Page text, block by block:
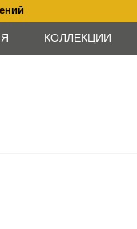
КОЛЛЕКЦИИ